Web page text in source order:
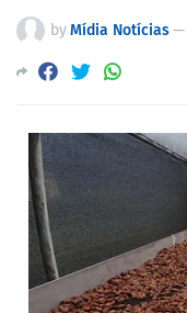
byMídia Notícias—